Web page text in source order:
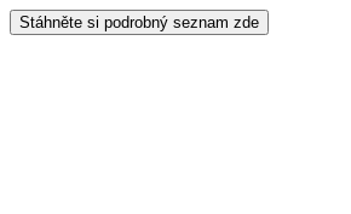
Stáhněte si podrobný seznam zde